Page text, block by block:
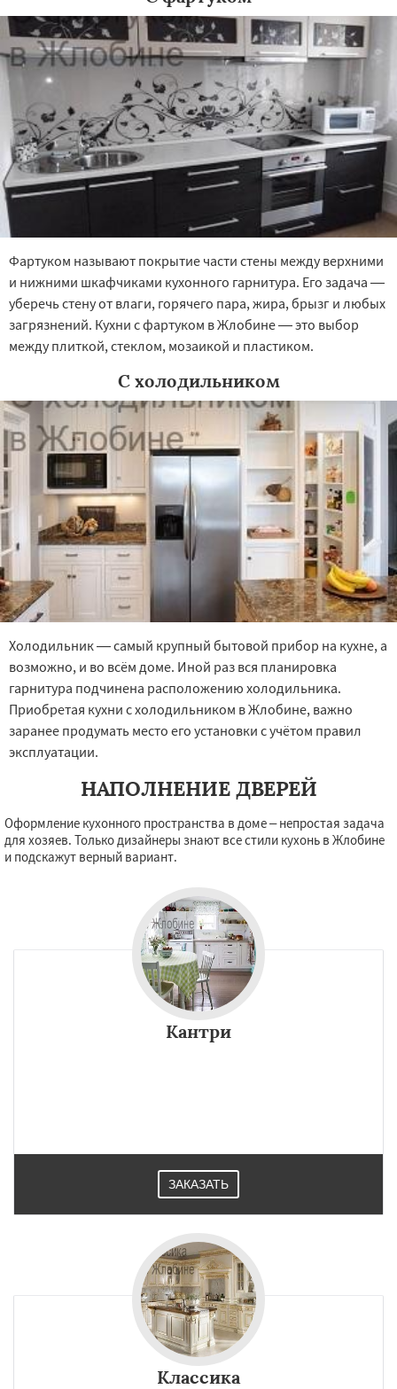
Фартуком называют покрытие части стены между верхними
и нижними шкафчиками кухонного гарнитура. Его задача —
уберечь стену от влаги, горячего пара, жира, брызг и любых
загрязнений. Кухни с фартуком в Жлобине — это выбор
между плиткой, стеклом, мозаикой и пластиком.
С холодильником
Холодильник — самый крупный бытовой прибор на кухне, а
возможно, и во всём доме. Иной раз вся планировка
гарнитура подчинена расположению холодильника.
Приобретая кухни с холодильником в Жлобине, важно
заранее продумать место его установки с учётом правил
эксплуатации.
НАПОЛНЕНИЕ ДВЕРЕЙ
Оформление кухонного пространства в доме – непростая задача
для хозяев. Только дизайнеры знают все стили кухонь в Жлобине
и подскажут верный вариант.
Кантри
ЗАКАЗАТЬ
Классика